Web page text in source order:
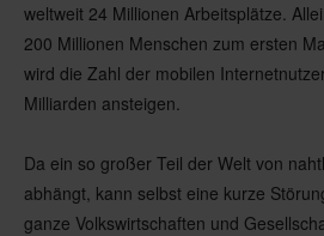
weltweit 24 Millionen Arbeitsplätze.
200 Millionen Menschen zum ersten
wird die Zahl der mobilen
Milliarden ansteigen.
Da ein so großer Teil der Welt von
abhängt, kann selbst eine kurze
ganze Volkswirtschaften und